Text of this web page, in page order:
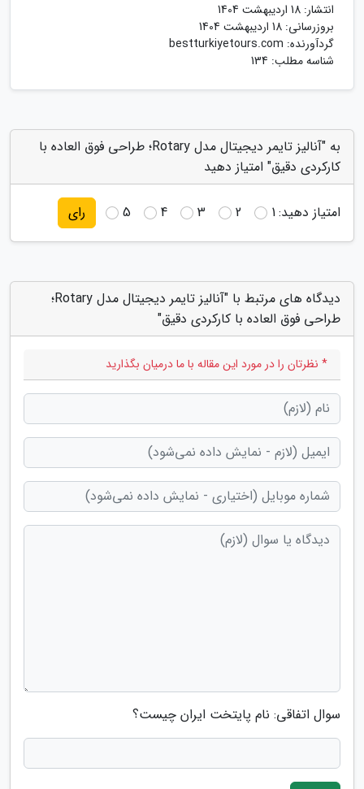
انتشار: 18 اردیبهشت 1404
بروزرسانی: 18 اردیبهشت 1404
گردآورنده: bestturkiyetours.com
شناسه مطلب: 134
به "آنالیز تایمر دیجیتال مدل Rotary؛ طراحی فوق العاده با
کارکردی دقیق" امتیاز دهید
امتیاز دهید:1
2
3
4
5 رای
دیدگاه های مرتبط با "آنالیز تایمر دیجیتال مدل Rotary؛
طراحی فوق العاده با کارکردی دقیق"
* نظرتان را در مورد این مقاله با ما درمیان بگذارید
سوال اتفاقی: نام پایتخت ایران چیست؟